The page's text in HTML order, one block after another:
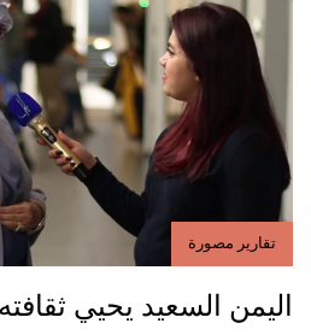
تقارير مصورة
اليمن السعيد يحيي